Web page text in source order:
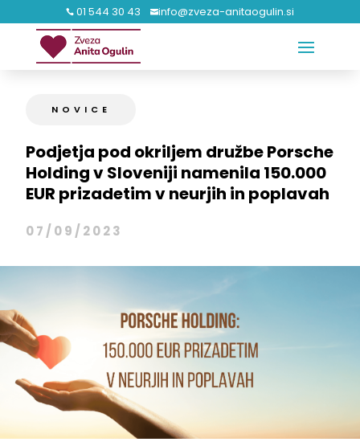
 01 544 30 43 info@zveza-anitaogulin.si
NOVICE
Podjetja pod okriljem družbe Porsche
Holding v Sloveniji namenila 150.000
EUR prizadetim v neurjih in poplavah
07/09/2023